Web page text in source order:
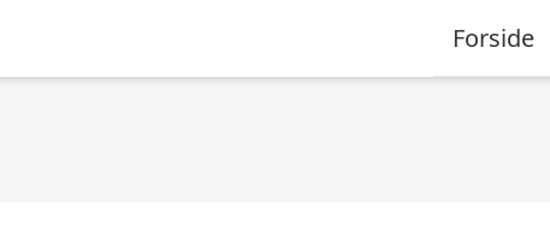
Forside